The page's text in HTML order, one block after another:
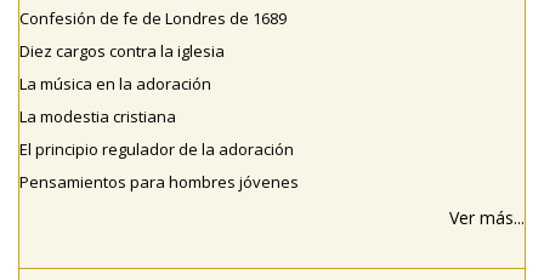
Confesión de fe de Londres de 1689
Diez cargos contra la iglesia
La música en la adoración
La modestia cristiana
El principio regulador de la adoración
Pensamientos para hombres jóvenes
Ver más...